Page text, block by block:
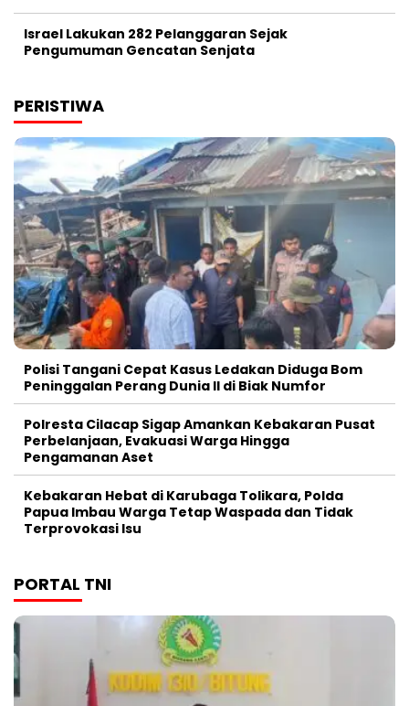
Israel Lakukan 282 Pelanggaran Sejak
Pengumuman Gencatan Senjata
PERISTIWA
Polisi Tangani Cepat Kasus Ledakan Diduga Bom
Peninggalan Perang Dunia II di Biak Numfor
Polresta Cilacap Sigap Amankan Kebakaran Pusat
Perbelanjaan, Evakuasi Warga Hingga
Pengamanan Aset
Kebakaran Hebat di Karubaga Tolikara, Polda
Papua Imbau Warga Tetap Waspada dan Tidak
Terprovokasi Isu
PORTAL TNI